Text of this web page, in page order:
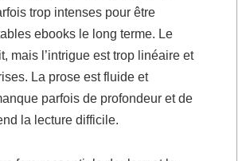
trop intenses pour être
ebooks le long terme. Le
mais l’intrigue est trop linéaire et
La prose est fluide et
parfois de profondeur et de
la lecture difficile.